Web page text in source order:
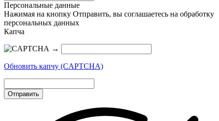
Персональные данные
Нажимая на кнопку Отправить, вы соглашаетесь на обработку
персональных данных
Капча
→
Обновить капчу (CAPTCHA)
Отправить